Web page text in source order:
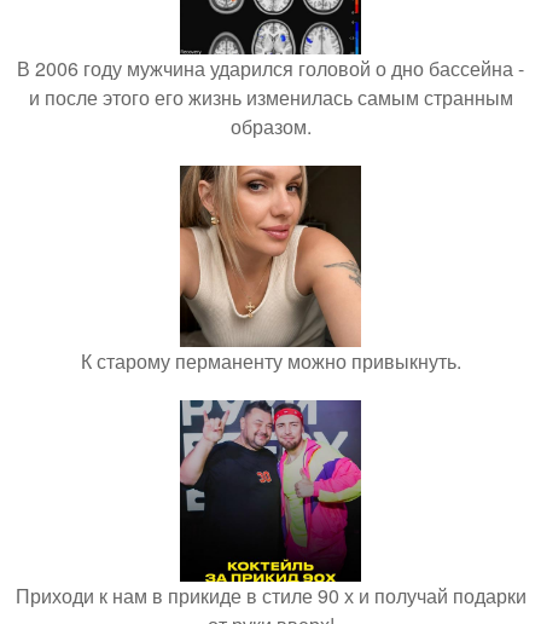
В 2006 году мужчина ударился головой о дно бассейна -
и после этого его жизнь изменилась самым странным
образом.
К старому перманенту можно привыкнуть.
Приходи к нам в прикиде в стиле 90 х и получай подарки